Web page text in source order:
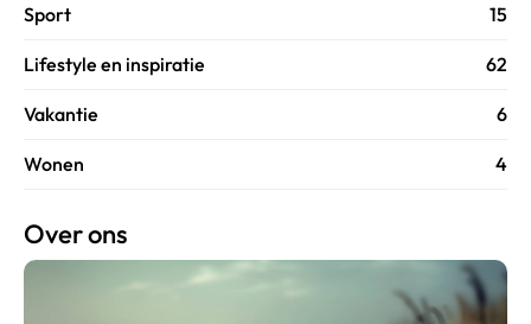
Sport 15
Lifestyle en inspiratie 62
Vakantie 6
Wonen 4
Over ons